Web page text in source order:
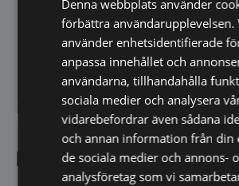
SEK 102,00
Kundnöjdhet
Denna webbplats använder
förbättra användarupplevelsen.
använder enhetsidentifierade
anpassa innehållet och
användarna, tillhandahålla
sociala medier och analysera
vidarebefordrar även sådana
och annan information från din
de sociala medier och annons-
analysföretag som vi